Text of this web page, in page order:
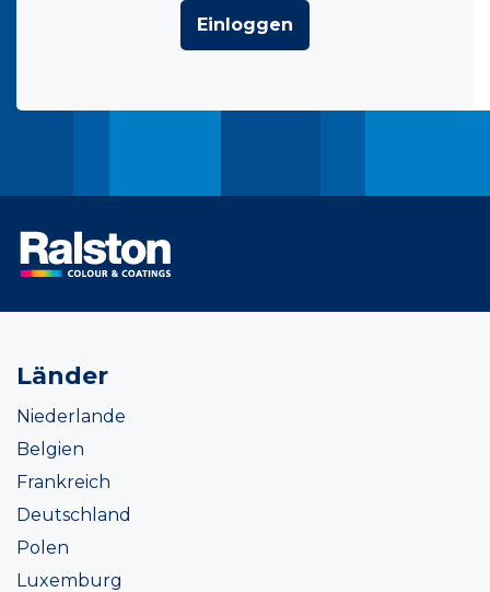
Einloggen
Länder
Niederlande
Belgien
Frankreich
Deutschland
Polen
Luxemburg